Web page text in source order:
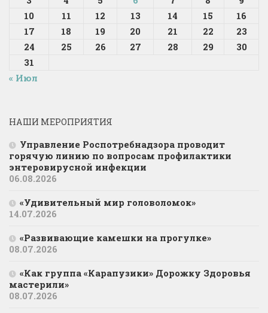
10
11 12 13 14 15
16
17
18 19 20 21 22
23
24
25 26 27 28 29
30
31
« Июл
НАШИ МЕРОПРИЯТИЯ
Управление Роспотребнадзора проводит
горячую линию по вопросам профилактики
энтеровирусной инфекции
06.08.2026
«Удивительный мир головоломок»
14.07.2026
«Развивающие камешки на прогулке»
08.07.2026
«Как группа «Карапузики» Дорожку Здоровья
мастерили»
08.07.2026